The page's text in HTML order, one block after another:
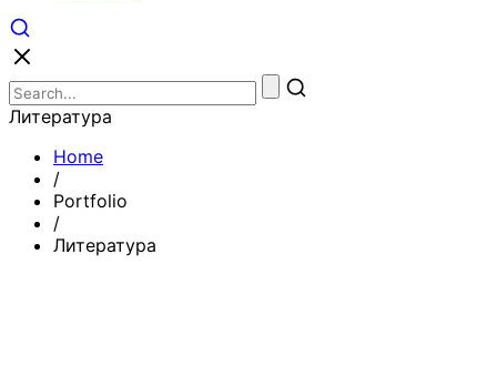
Литература
Home
/
Portfolio
/
Литература